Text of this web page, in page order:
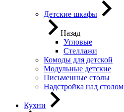
Детские шкафы
Назад
Угловые
Стеллажи
Комоды для детской
Модульные детские
Письменные столы
Надстройка над столом
Кухни